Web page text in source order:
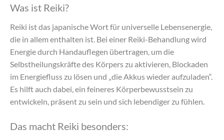
Was ist Reiki?
Reiki ist das japanische Wort für universelle Lebensenergie,
die in allem enthalten ist. Bei einer Reiki-Behandlung wird
Energie durch Handauflegen übertragen, um die
Selbstheilungskräfte des Körpers zu aktivieren, Blockaden
im Energiefluss zu lösen und „die Akkus wieder aufzuladen“.
Es hilft auch dabei, ein feineres Körperbewusstsein zu
entwickeln, präsent zu sein und sich lebendiger zu fühlen.
Das macht Reiki besonders: